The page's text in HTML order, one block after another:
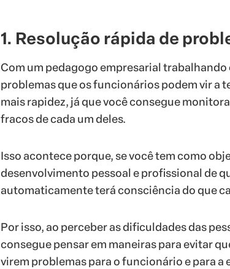
1. Resolução rápida de
Com um pedagogo empresarial
problemas que os funcionários podem vir a
mais rapidez, já que você consegue
fracos de cada um deles.
Isso acontece porque, se você tem como
desenvolvimento pessoal e profissional de
automaticamente terá consciência do que
Por isso, ao perceber as dificuldades das
consegue pensar em maneiras para evitar
virem problemas para o funcionário e para a